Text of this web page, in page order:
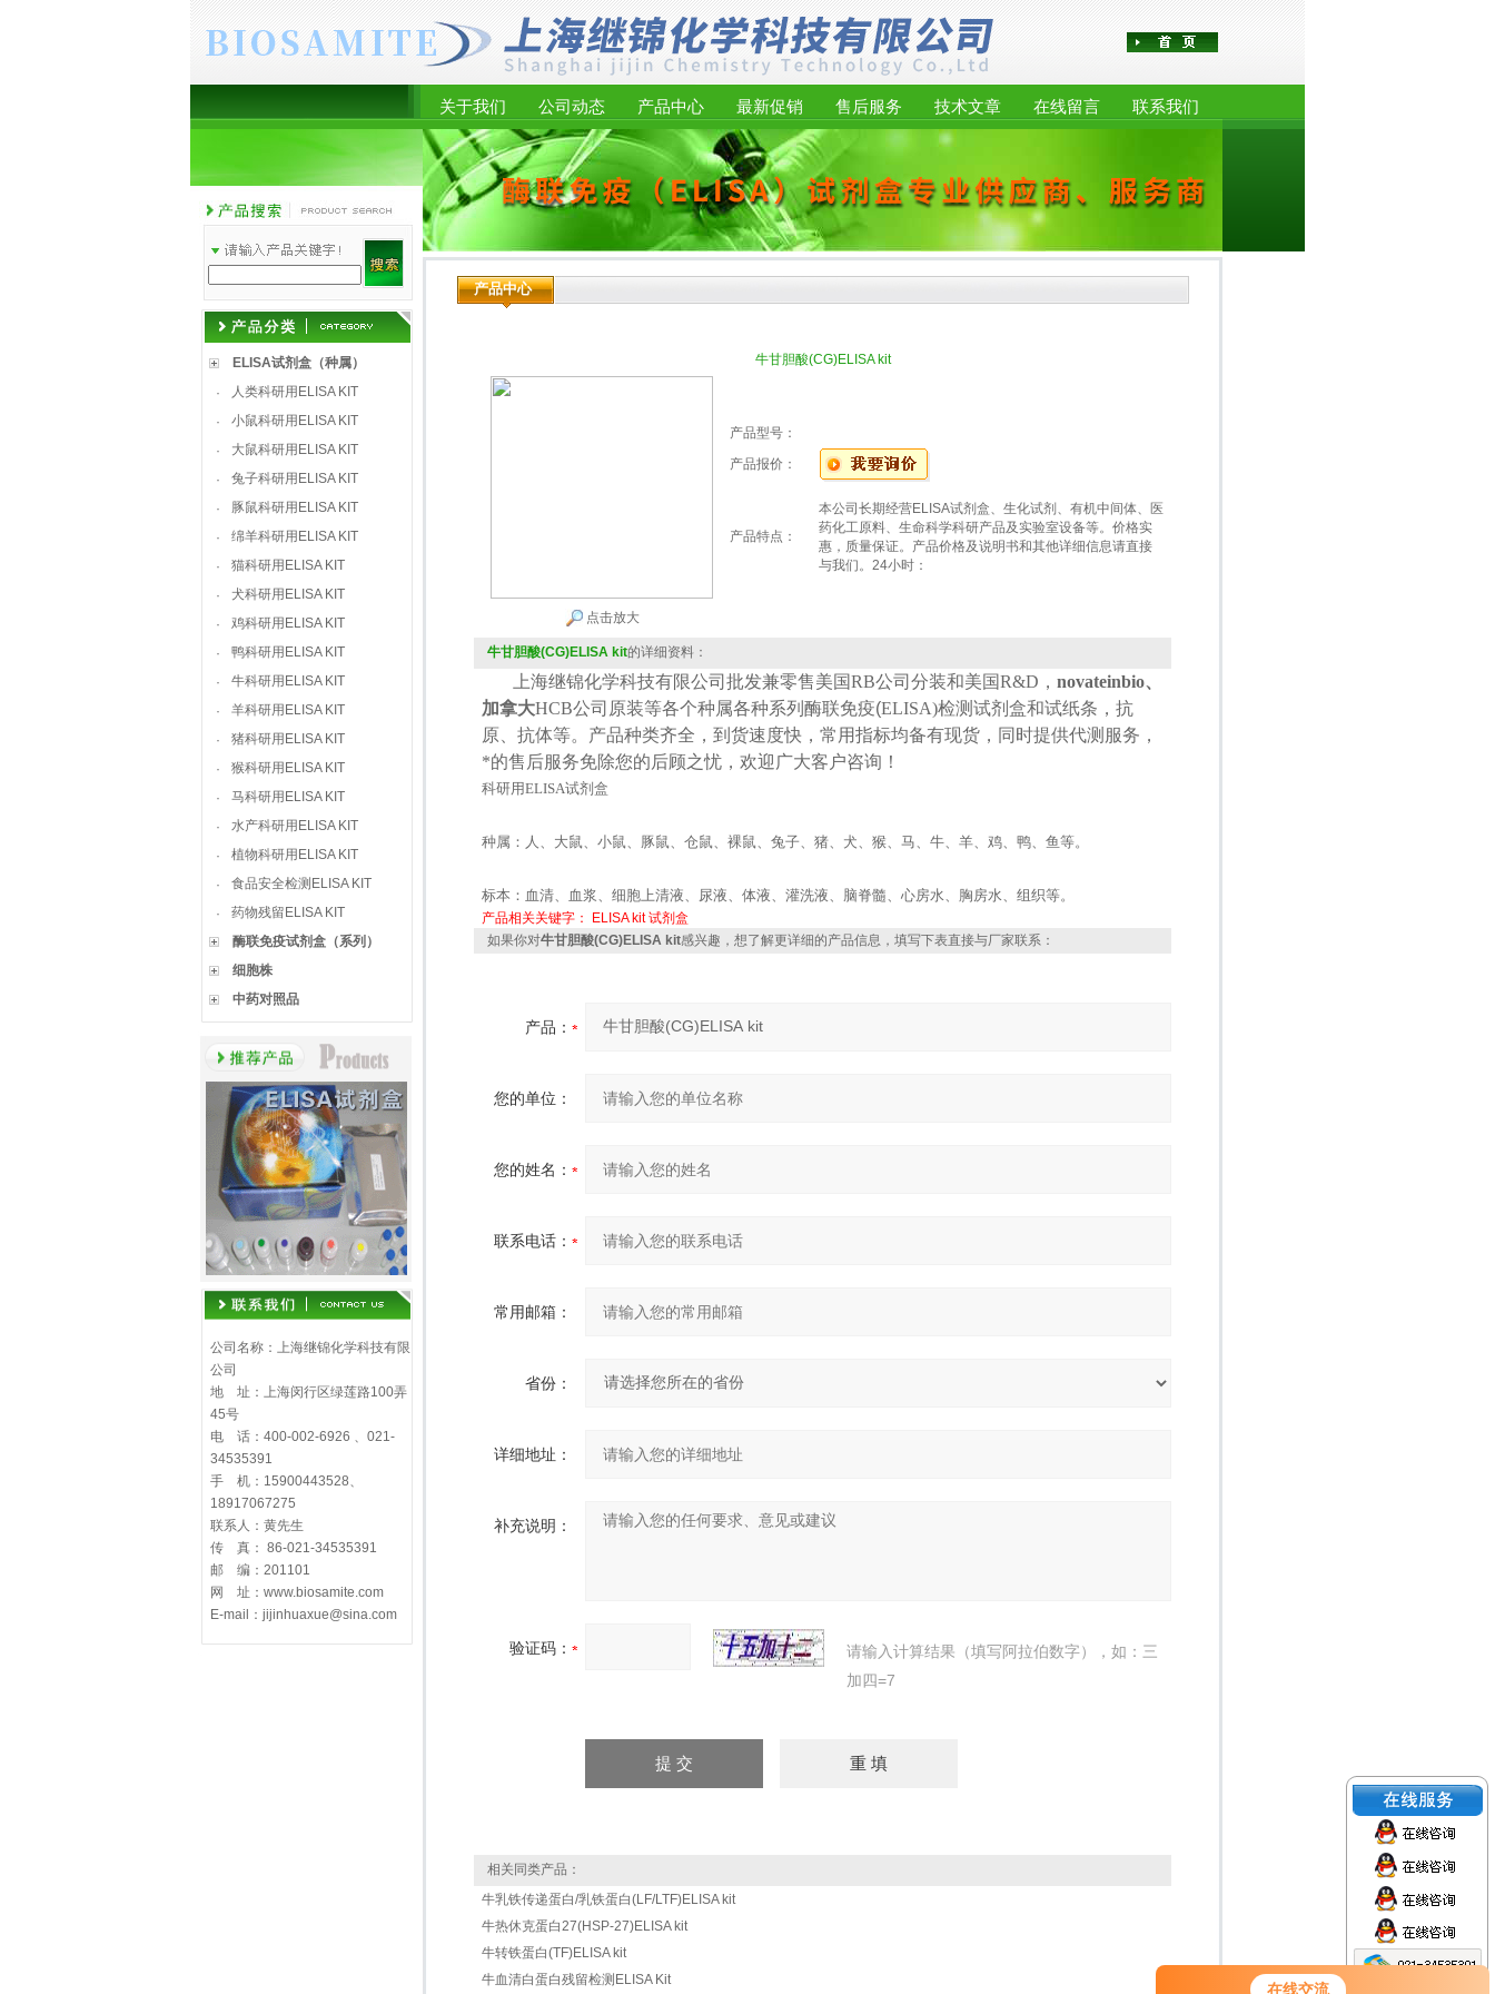
在线交流
关于我们 公司动态 产品中心 最新促销 售后服务 技术文章 在线留言 联系我们
ELISA试剂盒（种属）
·
人类科研用ELISA KIT
·
小鼠科研用ELISA KIT
·
大鼠科研用ELISA KIT
·
兔子科研用ELISA KIT
·
豚鼠科研用ELISA KIT
·
绵羊科研用ELISA KIT
·
猫科研用ELISA KIT
·
犬科研用ELISA KIT
·
鸡科研用ELISA KIT
·
鸭科研用ELISA KIT
·
牛科研用ELISA KIT
·
羊科研用ELISA KIT
·
猪科研用ELISA KIT
·
猴科研用ELISA KIT
·
马科研用ELISA KIT
·
水产科研用ELISA KIT
·
植物科研用ELISA KIT
·
食品安全检测ELISA KIT
·
药物残留ELISA KIT
酶联免疫试剂盒（系列）
细胞株
中药对照品
公司名称：上海继锦化学科技有限
公司
地 址：上海闵行区绿莲路100弄
45号
电 话：400-002-6926 、021-
34535391
手 机：15900443528、
18917067275
联系人：黄先生
传 真： 86-021-34535391
邮 编：201101
网 址：www.biosamite.com
E-mail：jijinhuaxue@sina.com
产品中心
牛甘胆酸(CG)ELISA kit
点击放大
产品型号：
产品报价：
产品特点：
本公司长期经营ELISA试剂盒、生化试剂、有机中间体、医
药化工原料、生命科学科研产品及实验室设备等。价格实
惠，质量保证。产品价格及说明书和其他详细信息请直接
与我们。24小时：
牛甘胆酸(CG)ELISA kit的详细资料：
上海继锦化学科技有限公司批发兼零售美国RB公司 分装和美国R&D ， novateinbio、
加拿大HCB公司原装等各个种属各种系列酶联免疫(ELISA)检测试剂盒和试纸条，抗
原、抗体等。产品种类齐全，到货速度快，常用指标均备有现货，同时提供代测服务，
*的售后服务免除您的后顾之忧，欢迎广大客户咨询！
科研用ELISA试剂盒
种属：人、大鼠、小鼠、豚鼠、仓鼠、裸鼠、兔子、猪、犬、猴、马、牛、羊、鸡、鸭、鱼等。
标本：血清、血浆、细胞上清液、尿液、体液、灌洗液、脑脊髓、心房水、胸房水、组织等。
产品相关关键字： ELISA kit 试剂盒
如果你对牛甘胆酸(CG)ELISA kit感兴趣，想了解更详细的产品信息，填写下表直接与厂家联系：
产品：
您的单位：
您的姓名：
联系电话：
常用邮箱：
省份：
详细地址：
补充说明：
验证码：
请输入计算结果（填写阿拉伯数字），如：三
加四=7
相关同类产品：
牛乳铁传递蛋白/乳铁蛋白(LF/LTF)ELISA kit
牛热休克蛋白27(HSP-27)ELISA kit
牛转铁蛋白(TF)ELISA kit
牛血清白蛋白残留检测ELISA Kit